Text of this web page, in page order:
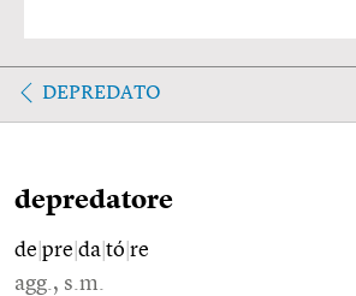
DEPREDATO
depredatore
de pre da tó re
agg., s.m.